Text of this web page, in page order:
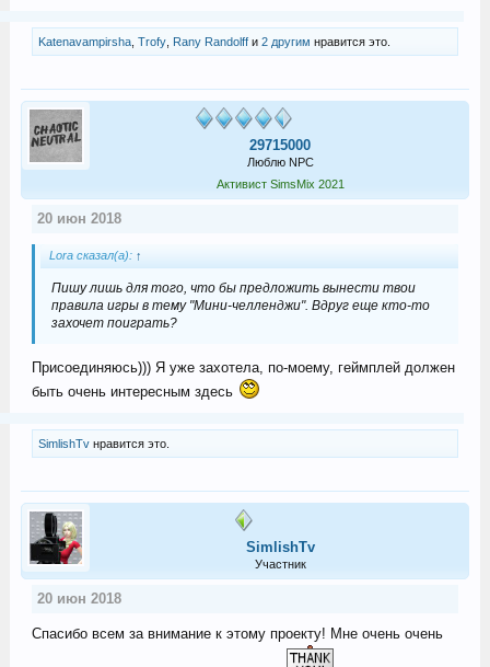
Katenavampirsha, Trofy, Rany Randolffи 2 другим нравится это.
29715000
Люблю NPC
Активист SimsMix 2021
20 июн 2018
Lora сказал(а): ↑
Пишу лишь для того, что бы предложить вынести твои
правила игры в тему "Мини-челленджи". Вдруг еще кто-то
захочет поиграть?
Присоединяюсь))) Я уже захотела, по-моему, геймплей должен
быть очень интересным здесь
SimlishTvнравится это.
SimlishTv
Участник
20 июн 2018
Спасибо всем за внимание к этому проекту! Мне очень очень